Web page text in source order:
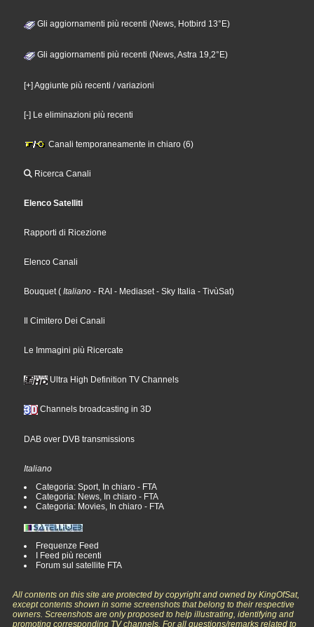
Gli aggiornamenti più recenti (News, Hotbird 13°E)
Gli aggiornamenti più recenti (News, Astra 19,2°E)
[+] Aggiunte più recenti / variazioni
[-] Le eliminazioni più recenti
Canali temporaneamente in chiaro (6)
Ricerca Canali
Elenco Satelliti
Rapporti di Ricezione
Elenco Canali
Bouquet ( Italiano - RAI - Mediaset - Sky Italia - TivùSat)
Il Cimitero Dei Canali
Le Immagini più Ricercate
Ultra High Definition TV Channels
Channels broadcasting in 3D
DAB over DVB transmissions
Italiano
Categoria: Sport, In chiaro - FTA
Categoria: News, In chiaro - FTA
Categoria: Movies, In chiaro - FTA
Frequenze Feed
I Feed più recenti
Forum sul satellite FTA
All contents on this site are protected by copyright and owned by KingOfSat,
except contents shown in some screenshots that belong to their respective
owners. Screenshots are only proposed to help illustrating, identifying and
promoting corresponding TV channels. For all questions/remarks related to